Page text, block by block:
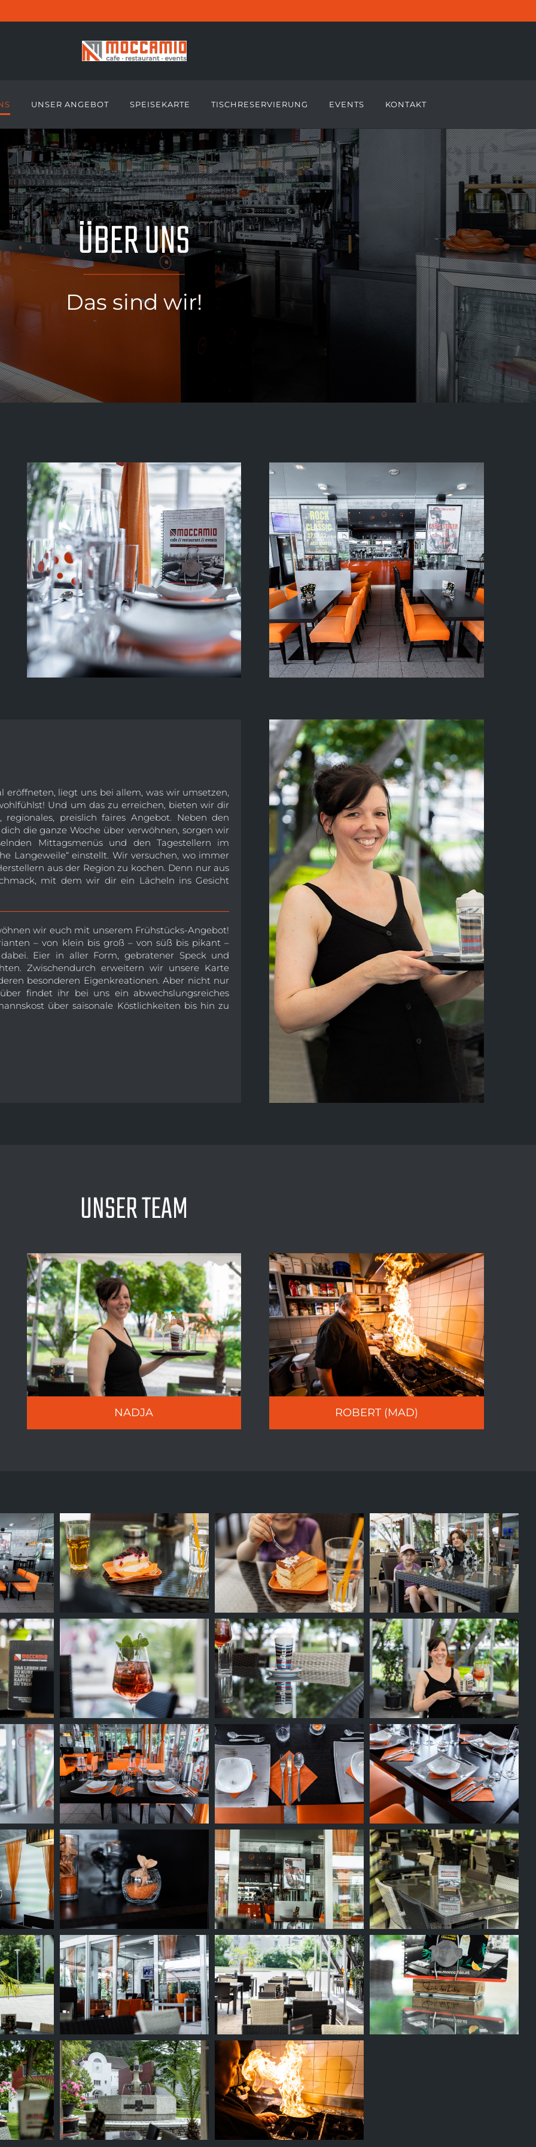
UNSER ANGEBOT SPEISEKARTE TISCHRESERVIERUNG EVENTS KONTAKT
ÜBER UNS
Das sind wir!
eröffneten, liegt uns bei allem, was wir umsetzen,
Und um das zu erreichen, bieten wir dir
preislich faires Angebot. Neben den
die ganze Woche über verwöhnen, sorgen wir
Mittagsmenüs und den Tagestellern im
Langeweile“ einstellt. Wir versuchen, wo immer
aus der Region zu kochen. Denn nur aus
mit dem wir dir ein Lächeln ins Gesicht
wir euch mit unserem Frühstücks-Angebot!
– von klein bis groß – von süß bis pikant –
Eier in aller Form, gebratener Speck und
Zwischendurch erweitern wir unsere Karte
besonderen Eigenkreationen. Aber nicht nur
findet ihr bei uns ein abwechslungsreiches
über saisonale Köstlichkeiten bis hin zu
UNSER TEAM
NADJA ROBERT (MAD)